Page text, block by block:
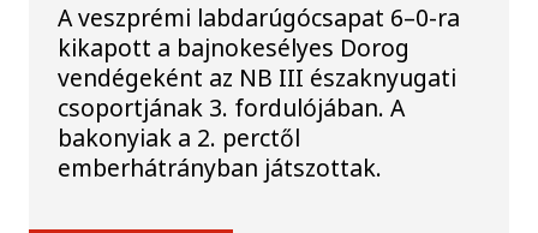
A veszprémi labdarúgócsapat 6–0-ra
kikapott a bajnokesélyes Dorog
vendégeként az NB III északnyugati
csoportjának 3. fordulójában. A
bakonyiak a 2. perctől
emberhátrányban játszottak.